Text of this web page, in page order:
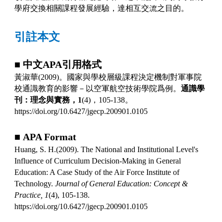
學府交換相關課程發展經驗，達相互交流之目的。
引註本文
■ 中文APA引用格式
黃淑華(2009)。國家與學校層級課程決定機制對軍事院
校通識教育的影響－以空軍航空技術學院爲例。通識學
刊：理念與實務， 1(4) ， 105-138。
https://doi.org/10.6427/jgecp.200901.0105
■ APA Format
Huang, S. H.(2009). The National and Institutional Level's
Influence of Curriculum Decision-Making in General
Education: A Case Study of the Air Force Institute of
Technology.Journal of General Education: Concept &
Practice, 1(4), 105-138.
https://doi.org/10.6427/jgecp.200901.0105